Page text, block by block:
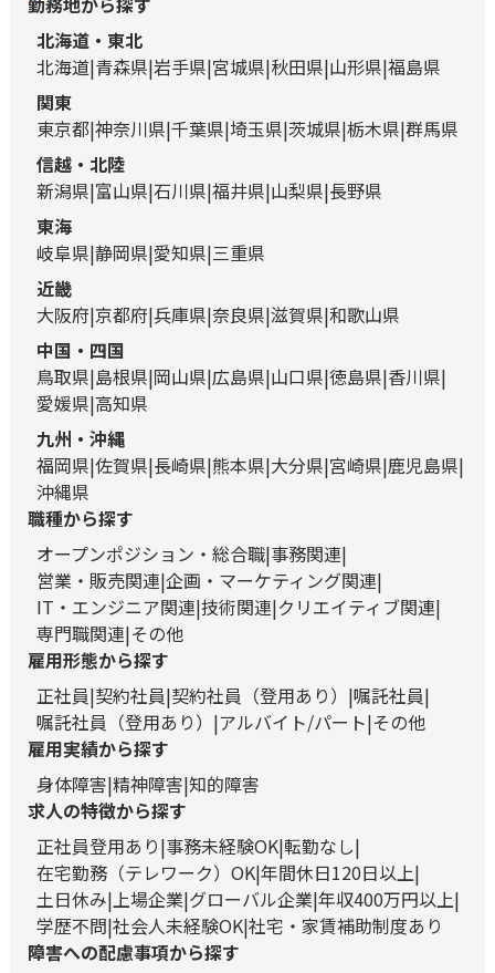
北海道・東北
北海道 青森県 岩手県 宮城県 秋田県 山形県 福島県
関東
東京都 神奈川県 千葉県 埼玉県 茨城県 栃木県 群馬県
信越・北陸
新潟県 富山県 石川県 福井県 山梨県 長野県
東海
岐阜県 静岡県 愛知県 三重県
近畿
大阪府 京都府 兵庫県 奈良県 滋賀県 和歌山県
中国・四国
鳥取県 島根県 岡山県 広島県 山口県 徳島県 香川県
愛媛県 高知県
九州・沖縄
福岡県 佐賀県 長崎県 熊本県 大分県 宮崎県 鹿児島県
沖縄県
職種から探す
オープンポジション・総合職 事務関連
営業・販売関連 企画・マーケティング関連
IT・エンジニア関連 技術関連 クリエイティブ関連
専門職関連 その他
雇用形態から探す
正社員 契約社員 契約社員（登用あり）
嘱託社員
嘱託社員（登用あり）
アルバイト/パート その他
雇用実績から探す
身体障害 精神障害 知的障害
求人の特徴から探す
正社員登用あり 事務未経験OK 転勤なし
在宅勤務（テレワーク）OK 年間休日120日以上
土日休み 上場企業 グローバル企業 年収400万円以上
学歴不問 社会人未経験OK 社宅・家賃補助制度あり
障害への配慮事項から探す